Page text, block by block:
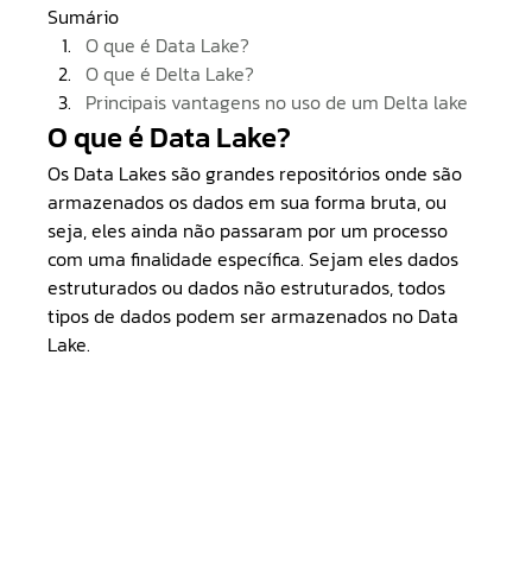
Sumário
O que é Data Lake?
O que é Delta Lake?
Principais vantagens no uso de um Delta lake
O que é Data Lake?
Os Data Lakes são grandes repositórios onde são
armazenados os dados em sua forma bruta, ou
seja, eles ainda não passaram por um processo
com uma finalidade específica. Sejam eles dados
estruturados ou dados não estruturados, todos
tipos de dados podem ser armazenados no Data
Lake.